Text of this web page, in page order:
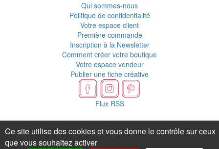
Qui sommes-nous
Politique de confidentialité
Votre espace client
Première commande
Inscription à la Newsletter
Comment créer votre boutique
Votre espace vendeur
Publier une fiche créative
Flux RSS
Ce site utilise des cookies et vous donne le contrôle sur ceux
que vous souhaitez activer